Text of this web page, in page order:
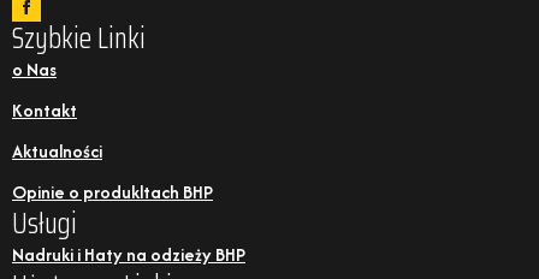
Szybkie Linki
o Nas
Kontakt
Aktualności
Opinie o produkltach BHP
Usługi
Nadruki i Haty na odzieży BHP